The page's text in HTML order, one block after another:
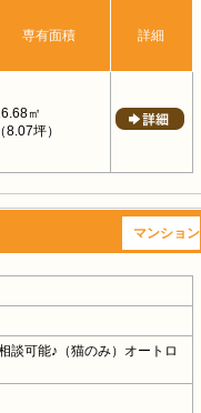
専有面積 詳細
㎡
（8.07坪）
マンション
談可能♪（猫のみ）オートロ